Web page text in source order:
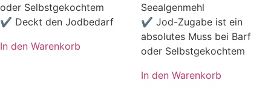
oder Selbstgekochtem
✔ Deckt den Jodbedarf
In den Warenkorb
Seealgenmehl
✔ Jod-Zugabe ist ein
absolutes Muss bei Barf
oder Selbstgekochtem
In den Warenkorb